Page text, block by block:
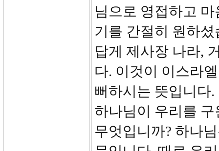
님으로 영접하고
기를 간절히 원하
답게 제사장 나라,
다. 이것이 이스라
뻐하시는 뜻입니다.
하나님이 우리를
무엇입니까? 하나